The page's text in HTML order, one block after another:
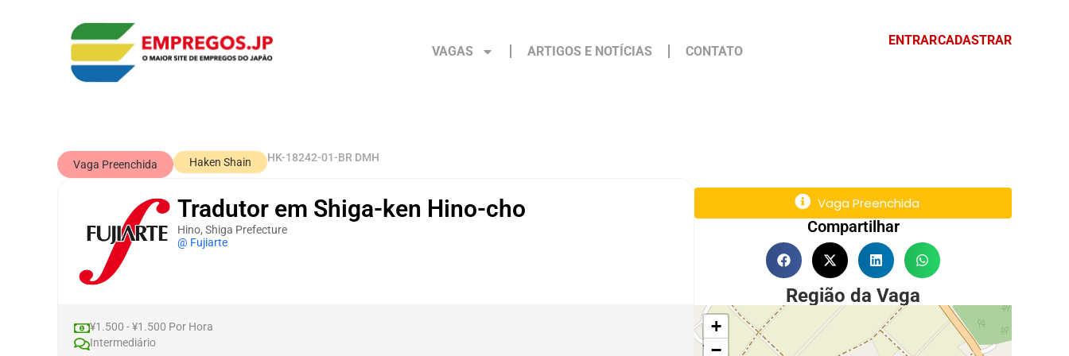
ENTRARCADASTRAR
VAGAS ARTIGOS E NOTÍCIAS CONTATO
Vaga Preenchida Haken Shain HK-18242-01-BR DMH
Tradutor em Shiga-ken Hino-cho
Hino, Shiga Prefecture
@ Fujiarte
¥1.500 - ¥1.500 Por Hora
Intermediário
Vaga Preenchida
Compartilhar
Região da Vaga
+
−